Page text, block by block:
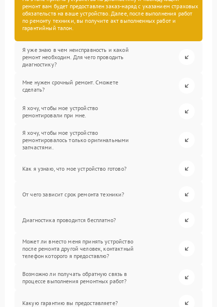
ремонт вам будет предоставлен заказ-наряд с указанием страховых
обязательств на ваше устройство. Далее, после выполнения работ
по ремонту техники, вы получите акт выполненных работ и
гарантийный талон.
Я уже знаю в чем неисправность и какой
ремонт необходим. Для чего проводить
диагностику?
Мне нужен срочный ремонт. Сможете
сделать?
Я хочу, чтобы мое устройство
ремонтировали при мне.
Я хочу, чтобы мое устройство
ремонтировалось только оригинальными
запчастями.
Как я узнаю, что мое устройство готово?
От чего зависит срок ремонта техники?
Диагностика проводится бесплатно?
Может ли вместо меня принять устройство
после ремонта другой человек, контактный
телефон которого я предоставлю?
Возможно ли получать обратную связь в
процессе выполнения ремонтных работ?
Какую гарантию вы предоставляете?